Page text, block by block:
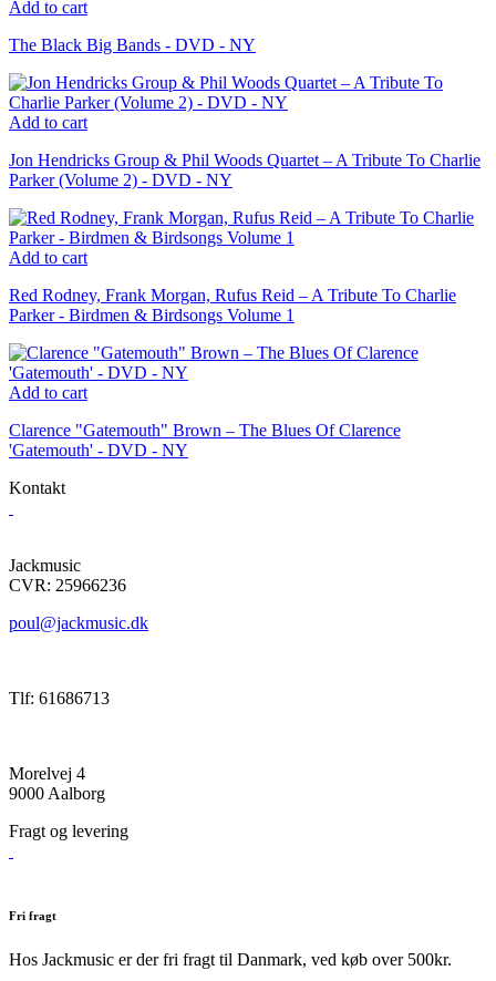
Add to cart
The Black Big Bands - DVD - NY
Add to cart
Jon Hendricks Group & Phil Woods Quartet – A Tribute To Charlie
Parker (Volume 2) - DVD - NY
Add to cart
Red Rodney, Frank Morgan, Rufus Reid – A Tribute To Charlie
Parker - Birdmen & Birdsongs Volume 1
Add to cart
Clarence "Gatemouth" Brown – The Blues Of Clarence
'Gatemouth' - DVD - NY
Kontakt
Jackmusic
CVR: 25966236
poul@jackmusic.dk
Tlf: 61686713
Morelvej 4
9000 Aalborg
Fragt og levering
Fri fragt
Hos Jackmusic er der fri fragt til Danmark, ved køb over 500kr.